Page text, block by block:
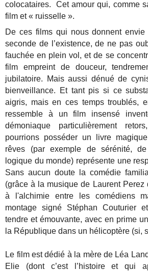
colocataires. Cet amour qui, comme
film et « ruisselle ».
De ces films qui nous donnent envie
seconde de l’existence, de ne pas
fauchée en plein vol, et de se
film empreint de douceur,
jubilatoire. Mais aussi dénué de
bienveillance. Et tant pis si ce
aigris, mais en ces temps troublés,
ressemble à un film insensé
démoniaque particulièrement
pourrions posséder un livre
rêves (par exemple de sérénité,
logique du monde) représente une
Sans aucun doute la comédie
(grâce à la musique de Laurent Perez
à l'alchimie entre les comédiens
montage signé Stéphan Couturier
tendre et émouvante, avec en prime
la République dans un hélicoptère (si,
Le film est dédié à la mère de Léa
Elie (dont c’est l’histoire et qui